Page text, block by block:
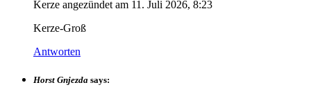
Kerze angezündet am 11. Juli 2026, 8:23
Kerze-Groß
Antworten
Horst Gnjezda says: